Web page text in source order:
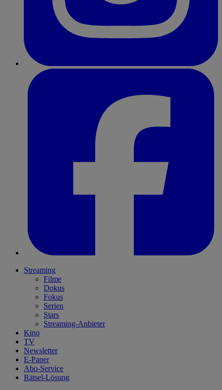
Streaming
Filme
Dokus
Fokus
Serien
Stars
Streaming-Anbieter
Kino
TV
Newsletter
E-Paper
Abo-Service
Rätsel-Lösung